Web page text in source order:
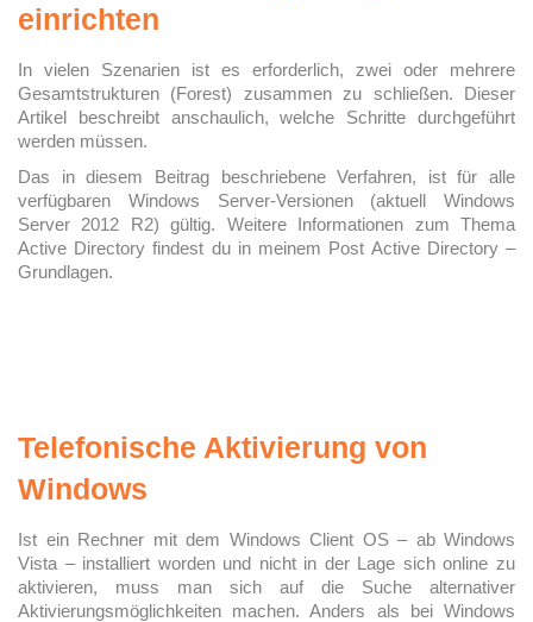
einrichten
In vielen Szenarien ist es erforderlich, zwei oder mehrere
Gesamtstrukturen (Forest) zusammen zu schließen. Dieser
Artikel beschreibt anschaulich, welche Schritte durchgeführt
werden müssen.
Das in diesem Beitrag beschriebene Verfahren, ist für alle
verfügbaren Windows Server-Versionen (aktuell Windows
Server 2012 R2) gültig. Weitere Informationen zum Thema
Active Directory findest du in meinem Post Active Directory –
Grundlagen.
Telefonische Aktivierung von
Windows
Ist ein Rechner mit dem Windows Client OS – ab Windows
Vista – installiert worden und nicht in der Lage sich online zu
aktivieren, muss man sich auf die Suche alternativer
Aktivierungsmöglichkeiten machen. Anders als bei Windows